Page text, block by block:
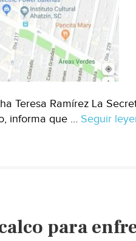
Teresa Ramírez La
informa que … Seguir
para